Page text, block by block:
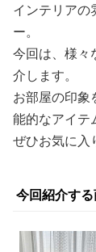
インテリアの
ー。
今回は、様々
介します。
お部屋の印象
能的なアイテ
ぜひお気に入
今回紹介す